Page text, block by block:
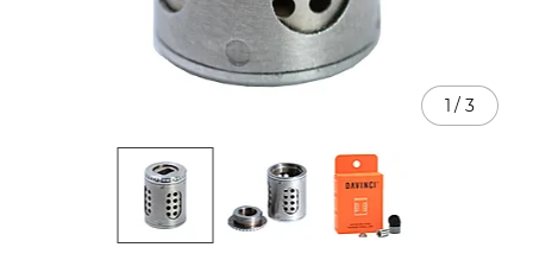
1 / 3